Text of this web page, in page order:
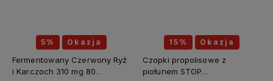
5% Okazja
Fermentowany Czerwony Ryż
i Karczoch 310 mg 80
15% Okazja
Czopki propolisowe z
piołunem STOP